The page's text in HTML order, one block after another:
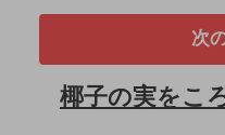
次
椰子の実をこ